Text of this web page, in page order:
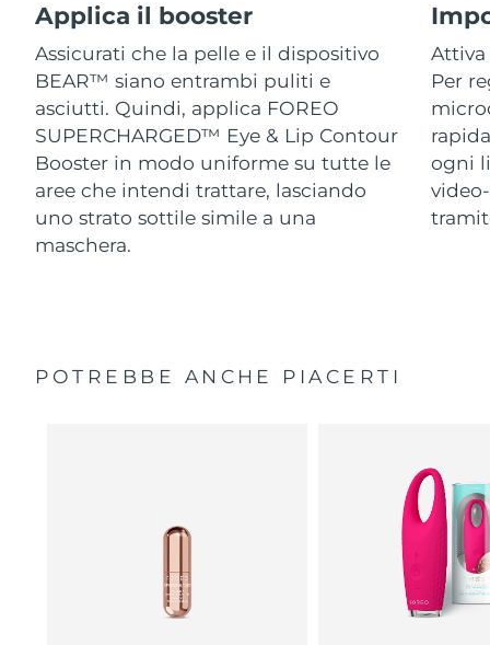
Applica il booster
Assicurati che la pelle e il dispositivo
BEAR™ siano entrambi puliti e
asciutti. Quindi, applica FOREO
SUPERCHARGED™ Eye & Lip Contour
Booster in modo uniforme su tutte le
aree che intendi trattare, lasciando
uno strato sottile simile a una
maschera.
Per
ogni
POTREBBE ANCHE PIACERTI